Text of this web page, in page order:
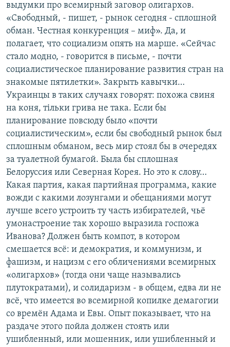
выдумки про всемирный заговор олигархов.
«Свободный, - пишет, - рынок сегодня - сплошной
обман. Честная конкуренция – миф». Да, и
полагает, что социализм опять на марше. «Сейчас
стало модно, - говорится в письме, - почти
социалистическое планирование развития стран на
знакомые пятилетки». Закрыть кавычки…
Украинцы в таких случаях говорят: похожа свиня
на коня, тільки грива не така. Если бы
планирование повсюду было «почти
социалистическим», если бы свободный рынок был
сплошным обманом, весь мир стоял бы в очередях
за туалетной бумагой. Была бы сплошная
Белоруссия или Северная Корея. Но это к слову…
Какая партия, какая партийная программа, какие
вожди с какими лозунгами и обещаниями могут
лучше всего устроить ту часть избирателей, чьё
умонастроение так хорошо выразила госпожа
Иванова? Должен быть компот, в котором
смешается всё: и демократия, и коммунизм, и
фашизм, и нацизм с его обличениями всемирных
«олигархов» (тогда они чаще назывались
плутократами), и солидаризм - в общем, едва ли не
всё, что имеется во всемирной копилке демагогии
со времён Адама и Евы. Опыт показывает, что на
раздаче этого пойла должен стоять или
ушибленный, или мошенник, или ушибленный и